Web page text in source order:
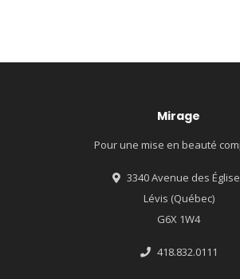
Mirage
Pour une mise en beauté
3340 Avenue des
Lévis (Québec)
G6X 1W4
418.832.0111